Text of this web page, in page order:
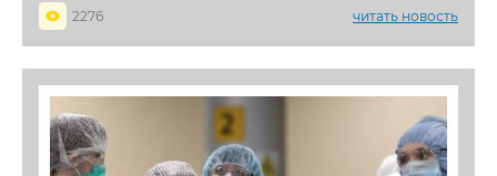
2276
читать новость